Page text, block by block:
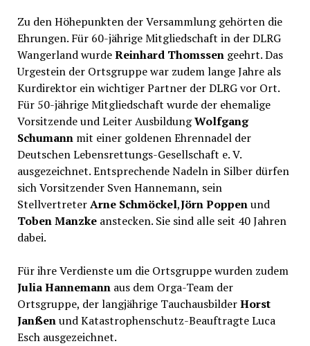
Zu den Höhepunkten der Versammlung gehörten die
Ehrungen. Für 60-jährige Mitgliedschaft in der DLRG
Wangerland wurdeReinhard Thomssengeehrt. Das
Urgestein der Ortsgruppe war zudem lange Jahre als
Kurdirektor ein wichtiger Partner der DLRG vor Ort.
Für 50-jährige Mitgliedschaft wurde der ehemalige
Vorsitzende und Leiter AusbildungWolfgang
Schumannmit einer goldenen Ehrennadel der
Deutschen Lebensrettungs-Gesellschaft e. V.
ausgezeichnet. Entsprechende Nadeln in Silber dürfen
sich Vorsitzender Sven Hannemann, sein
StellvertreterArne Schmöckel,Jörn Poppenund
Toben Manzkeanstecken. Sie sind alle seit 40 Jahren
dabei.
Für ihre Verdienste um die Ortsgruppe wurden zudem
Julia Hannemann aus dem Orga-Team der
Ortsgruppe, der langjährige TauchausbilderHorst
Janßenund Katastrophenschutz-Beauftragte Luca
Esch ausgezeichnet.